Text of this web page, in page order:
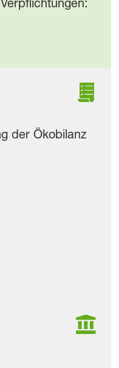
der Ökobilanz